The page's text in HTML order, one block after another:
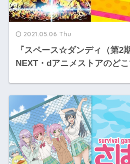
2021.05.06 Thu
『スペース☆ダンディ（第2
NEXT・dアニメストアのど